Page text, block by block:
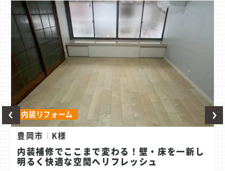
内装リフォーム
豊岡市 K様
内装補修でここまで変わる！壁・床を一新し
明るく快適な空間へリフレッシュ